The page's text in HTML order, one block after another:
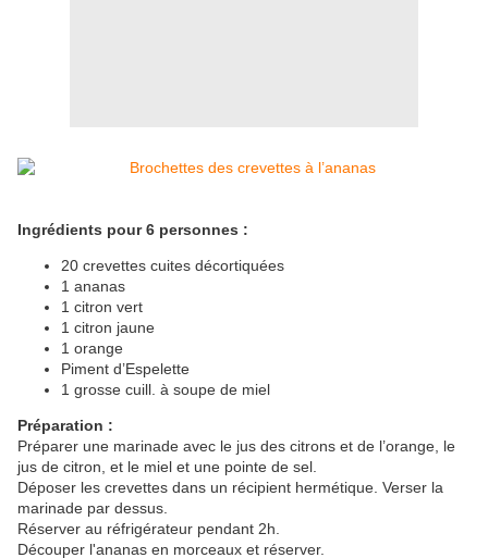
Ingrédients pour 6 personnes :
20 crevettes cuites décortiquées
1 ananas
1 citron vert
1 citron jaune
1 orange
Piment d’Espelette
1 grosse cuill. à soupe de miel
Préparation :
Préparer une marinade avec le jus des citrons et de l’orange, le
jus de citron, et le miel et une pointe de sel.
Déposer les crevettes dans un récipient hermétique. Verser la
marinade par dessus.
Réserver au réfrigérateur pendant 2h.
Découper l'ananas en morceaux et réserver.